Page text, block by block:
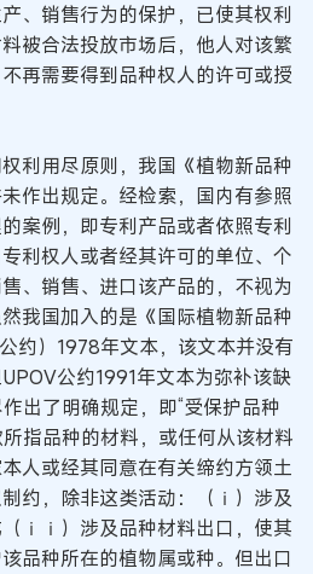
、销售行为的保护，已使其权利
被合法投放市场后，他人对该繁
再需要得到品种权人的许可或授
利用尽原则，我国《植物新品种
作出规定。经检索，国内有参照
案例，即专利产品或者依照专利
利权人或者经其许可的单位、个
、销售、进口该产品的，不视为
我国加入的是《国际植物新品种
约）1978年文本，该文本并没有
公约1991年文本为弥补该缺
出了明确规定，即“受保护品种
指品种的材料，或任何从该材料
人或经其同意在有关缔约方领土
约，除非这类活动：（ｉ）涉及
ｉｉ）涉及品种材料出口，使其
品种所在的植物属或种。但出口